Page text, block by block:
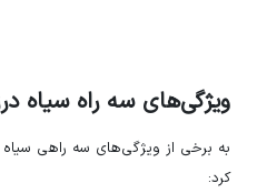
ویژگی‌های سه راه سیاه
به برخی از ویژگی‌های سه راهی سیاه
کرد: